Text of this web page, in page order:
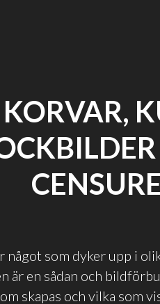
KORVAR,
något som dyker upp i
är en sådan och
skapas och vilka som